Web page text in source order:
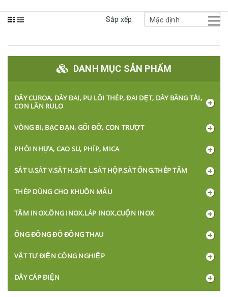
Sắp xếp:
DANH MỤC SẢN PHẨM
DÂY CUROA, DÂY ĐAI, PU LÕI THÉP, ĐAI DẸT, DÂY BĂNG TẢI,
CON LĂN RULO
VÒNG BI, BẠC ĐẠN, GỐI ĐỠ, CON TRƯỢT
PHÔI NHỰA, CAO SU, PHÍP, MICA
SẮT U,SẮT V,SẮT H,SẮT L,SẮT HỘP,SẮT ỐNG,THÉP TẤM
THÉP DÙNG CHO KHUÔN MẪU
TẤM INOX,ỐNG INOX,LÁP INOX,CUỘN INOX
ỐNG ĐỒNG ĐỎ ĐỒNG THAU
VẬT TƯ ĐIỆN CÔNG NGHIỆP
DÂY CÁP ĐIỆN